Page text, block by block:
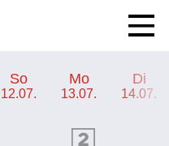
So
12.07.
Mo
13.07.
Di
14.07.
ORF 2 Programm